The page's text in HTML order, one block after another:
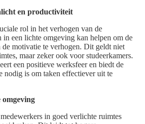
en productiviteit
rol in het verhogen van de
een lichte omgeving kan helpen om de
de motivatie te verhogen. Dit geldt niet
maar zeker ook voor studeerkamers.
een positieve werksfeer en biedt de
nodig is om taken effectiever uit te
omgeving
in goed verlichte ruimtes